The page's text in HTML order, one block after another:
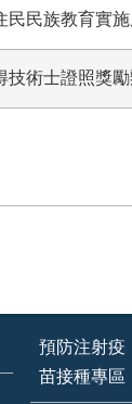
民民族教育實施
技術士證照獎
預防注射疫
苗接種專區